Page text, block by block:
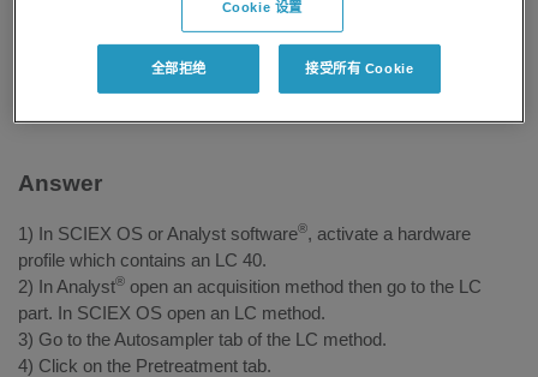
For research use only. Not for use in
Answer
1) In SCIEX OS or Analyst software®, activate a hardware
profile which contains an LC 40.
2) In Analyst® open an acquisition method then go to the LC
part. In SCIEX OS open an LC method.
3) Go to the Autosampler tab of the LC method.
4) Click on the Pretreatment tab.
Cookie 设置
全部拒绝 接受所有 Cookie